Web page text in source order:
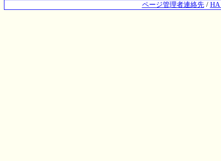
ページ管理者連絡先/ HA